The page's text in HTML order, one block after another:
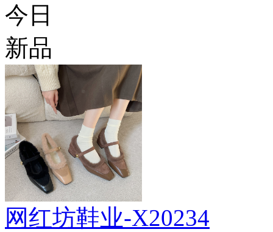
今日
新品
网红坊鞋业-X20234